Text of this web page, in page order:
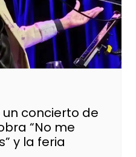
un concierto de
“No me
y la feria